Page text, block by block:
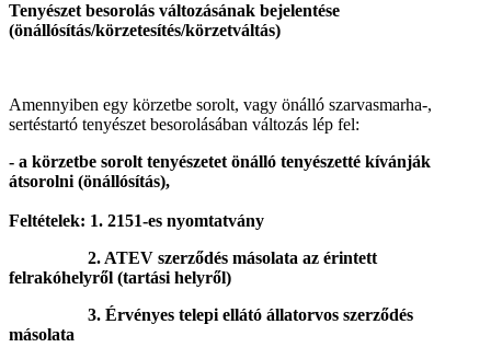
Tenyészet besorolás változásának bejelentése
(önállósítás/körzetesítés/körzetváltás)
Amennyiben egy körzetbe sorolt, vagy önálló szarvasmarha-,
sertéstartó tenyészet besorolásában változás lép fel:
- a körzetbe sorolt tenyészetet önálló tenyészetté kívánják
átsorolni (önállósítás),
Feltételek: 1. 2151-es nyomtatvány
2. ATEV szerződés másolata az érintett
felrakóhelyről (tartási helyről)
3. Érvényes telepi ellátó állatorvos szerződés
másolata